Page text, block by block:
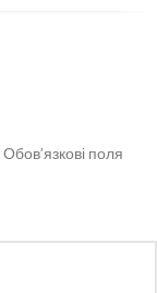
Обов’язкові поля